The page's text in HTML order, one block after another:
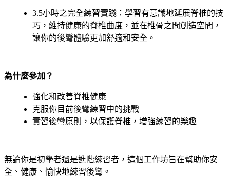
3.5小時之完全練習實踐：學習有意識地延展脊椎的技
巧，維持健康的脊椎曲度，並在椎骨之間創造空間，
讓你的後彎體驗更加舒適和安全。
為什麼參加？
強化和改善脊椎健康
克服你目前後彎練習中的挑戰
實習後彎原則，以保護脊椎，增強練習的樂趣
無論你是初學者還是進階練習者，這個工作坊旨在幫助你安
全、健康、愉快地練習後彎。